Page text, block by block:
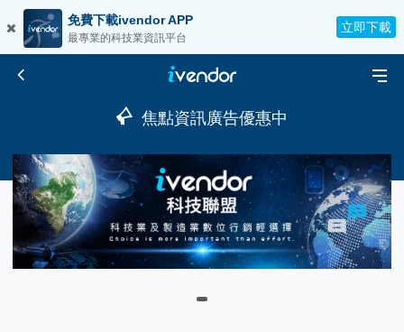
免費下載ivendor APP
最專業的科技業資訊平台
立即下載
焦點資訊廣告優惠中